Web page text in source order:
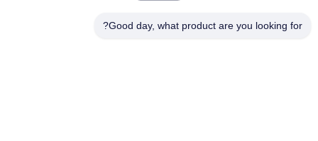
رقم 99 شارع شينغتشو، منطقة هويشان، مدينة ووشي، مقاطعة
Good day, what product are you looking for?